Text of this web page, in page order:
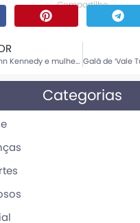
Compartilhe
Ex-Flu, John Kennedy e mulher esperam segundo filho: ‘Felicidade vai nos acompanhar nessa jornada’
Categorias